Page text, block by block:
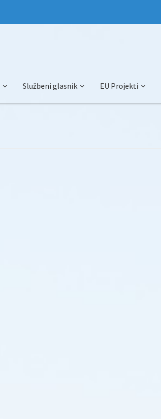
Službeni glasnik EU Projekti